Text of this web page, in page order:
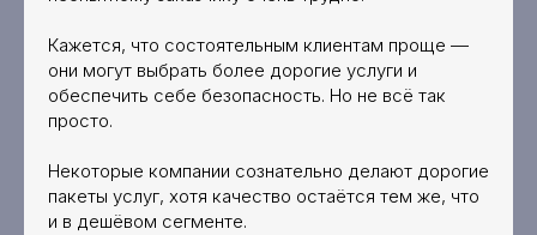
Кажется, что состоятельным клиентам проще —
они могут выбрать более дорогие услуги и
обеспечить себе безопасность. Но не всё так
просто.
Некоторые компании сознательно делают дорогие
пакеты услуг, хотя качество остаётся тем же, что
и в дешёвом сегменте.